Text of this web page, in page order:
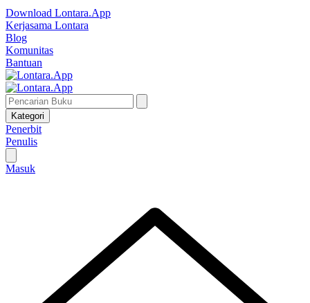
Download Lontara.App
Kerjasama Lontara
Blog
Komunitas
Bantuan
Kategori
Penerbit
Penulis
Masuk